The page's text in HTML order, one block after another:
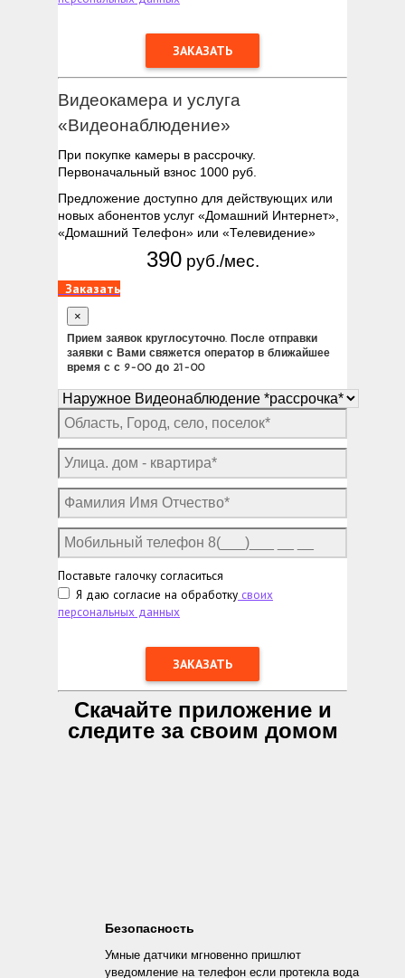
Видеокамера и услуга
«Видеонаблюдение»
При покупке камеры в рассрочку.
Первоначальный взнос 1000 руб.
Предложение доступно для действующих или
новых абонентов услуг «Домашний Интернет»,
«Домашний Телефон» или «Телевидение»
390руб./мес.
Заказать
×
Прием заявок круглосуточно. После отправки
заявки с Вами свяжется оператор в ближайшее
время с с 9-00 до 21-00
Поставьте галочку согласиться
Я даю согласие на обработку своих
персональных данных
Скачайте приложение и
следите за своим домом
Безопасность
Умные датчики мгновенно пришлют
уведомление на телефон если протекла вода